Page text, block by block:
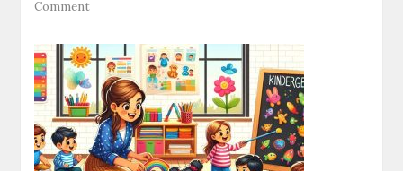
Commenton
zubů
v
MŠ:
Je
opravdu
povinné?